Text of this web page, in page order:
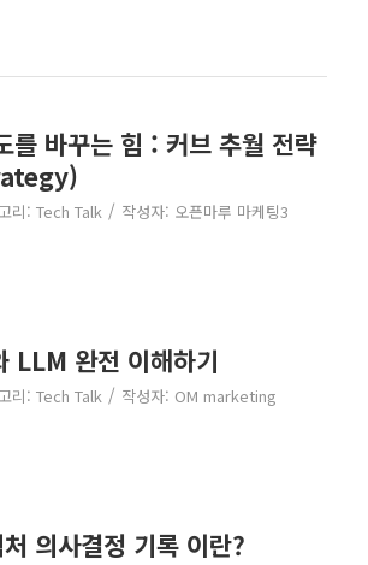
를 바꾸는 힘 : 커브 추월 전략
리: Tech Talk / 작성자: 오픈마루 마케팅3
LLM 완전 이해하기
리: Tech Talk / 작성자: OM marketing
의사결정 기록 이란?